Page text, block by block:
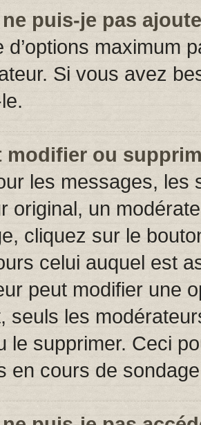
puis-je pas
d’options maximum
Si vous avez
modifier ou
les messages, les
original, un
cliquez sur le
celui auquel est
peut modifier une
seuls les
le supprimer. Ceci
en cours de